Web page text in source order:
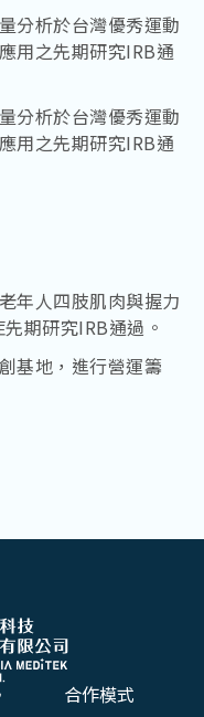
分析於台灣優秀運動
用之先期研究IRB通
分析於台灣優秀運動
用之先期研究IRB通
年人四肢肌肉與握力
期研究IRB通過。
基地，進行營運籌
合作模式